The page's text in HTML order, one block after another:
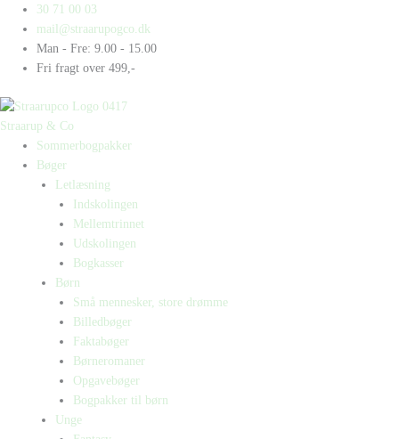
indholdet
30 71 00 03
mail@straarupogco.dk
Man - Fre: 9.00 - 15.00
Fri fragt over 499,-
Straarup & Co
Sommerbogpakker
Bøger
Letlæsning
Indskolingen
Mellemtrinnet
Udskolingen
Bogkasser
Børn
Små mennesker, store drømme
Billedbøger
Faktabøger
Børneromaner
Opgavebøger
Bogpakker til børn
Unge
Products
search
Products
search
Hemmeligheden
Helmersværk